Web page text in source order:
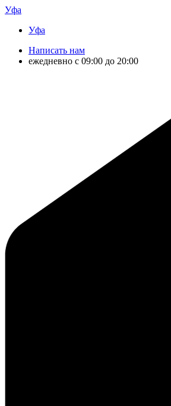
Уфа
Уфа
Написать нам
ежедневно с 09:00 до 20:00